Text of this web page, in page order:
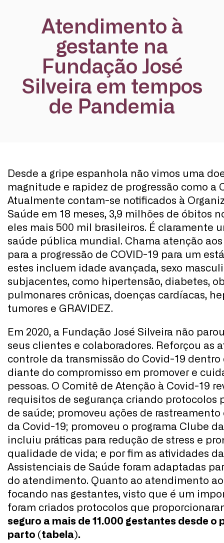
Atendimento à
gestante na
Fundação José
Silveira em tempos
de Pandemia
Desde a gripe espanhola não vimos uma
magnitude e rapidez de progressão como a
Atualmente contam-se notificados à
Saúde em 18 meses, 3,9 milhões de óbitos
eles mais 500 mil brasileiros. É claramente
saúde pública mundial. Chama atenção
para a progressão de COVID-19 para um
estes incluem idade avançada, sexo
subjacentes, como hipertensão, diabetes,
pulmonares crônicas, doenças cardíacas,
tumores e GRAVIDEZ.
Em 2020, a Fundação José Silveira não
seus clientes e colaboradores. Reforçou as
controle da transmissão do Covid-19 dentro
diante do compromisso em promover e
pessoas. O Comitê de Atenção à Covid-19
requisitos de segurança criando protocolos
de saúde; promoveu ações de
da Covid-19; promoveu o programa Clube
incluiu práticas para redução de stress e
qualidade de vida; e por fim as atividades
Assistenciais de Saúde foram adaptadas
do atendimento. Quanto ao atendimento
focando nas gestantes, visto que é um
foram criados protocolos que
seguro a mais de 11.000 gestantes desde o
parto (tabela).